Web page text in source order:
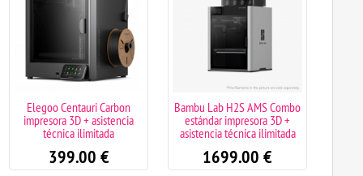
Elegoo Centauri Carbon
impresora 3D + asistencia
técnica ilimitada
399.00 €
Bambu Lab H2S AMS Combo
estándar impresora 3D +
asistencia técnica ilimitada
1699.00 €